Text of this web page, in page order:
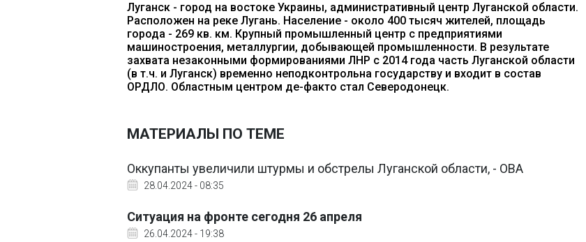
Луганск - город на востоке Украины, административный центр Луганской области.
Расположен на реке Лугань. Население - около 400 тысяч жителей, площадь
города - 269 кв. км. Крупный промышленный центр с предприятиями
машиностроения, металлургии, добывающей промышленности. В результате
захвата незаконными формированиями ЛНР с 2014 года часть Луганской области
(в т.ч. и Луганск) временно неподконтрольна государству и входит в состав
ОРДЛО. Областным центром де-факто стал Северодонецк.
МАТЕРИАЛЫ ПО ТЕМЕ
Оккупанты увеличили штурмы и обстрелы Луганской области, - ОВА
28.04.2024 - 08:35
Ситуация на фронте сегодня 26 апреля
26.04.2024 - 19:38